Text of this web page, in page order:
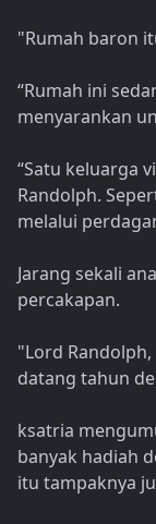
"Rumah baron
“Rumah ini
menyarankan
“Satu keluarga
Randolph.
melalui
Jarang sekali
percakapan.
"Lord
datang tahun
ksatria
banyak hadiah
itu tampaknya